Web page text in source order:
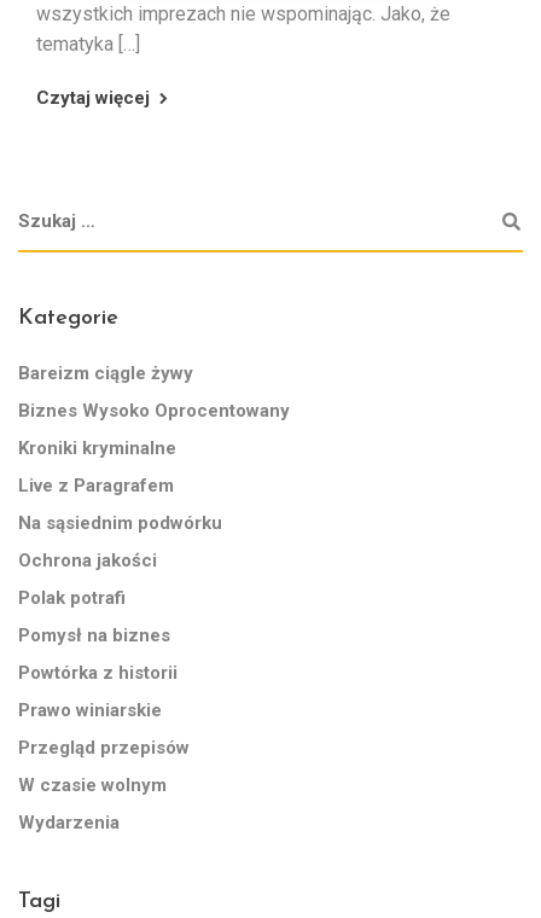
wszystkich imprezach nie wspominając. Jako, że
tematyka […]
Czytaj więcej
Kategorie
Bareizm ciągle żywy
Biznes Wysoko Oprocentowany
Kroniki kryminalne
Live z Paragrafem
Na sąsiednim podwórku
Ochrona jakości
Polak potrafi
Pomysł na biznes
Powtórka z historii
Prawo winiarskie
Przegląd przepisów
W czasie wolnym
Wydarzenia
Tagi